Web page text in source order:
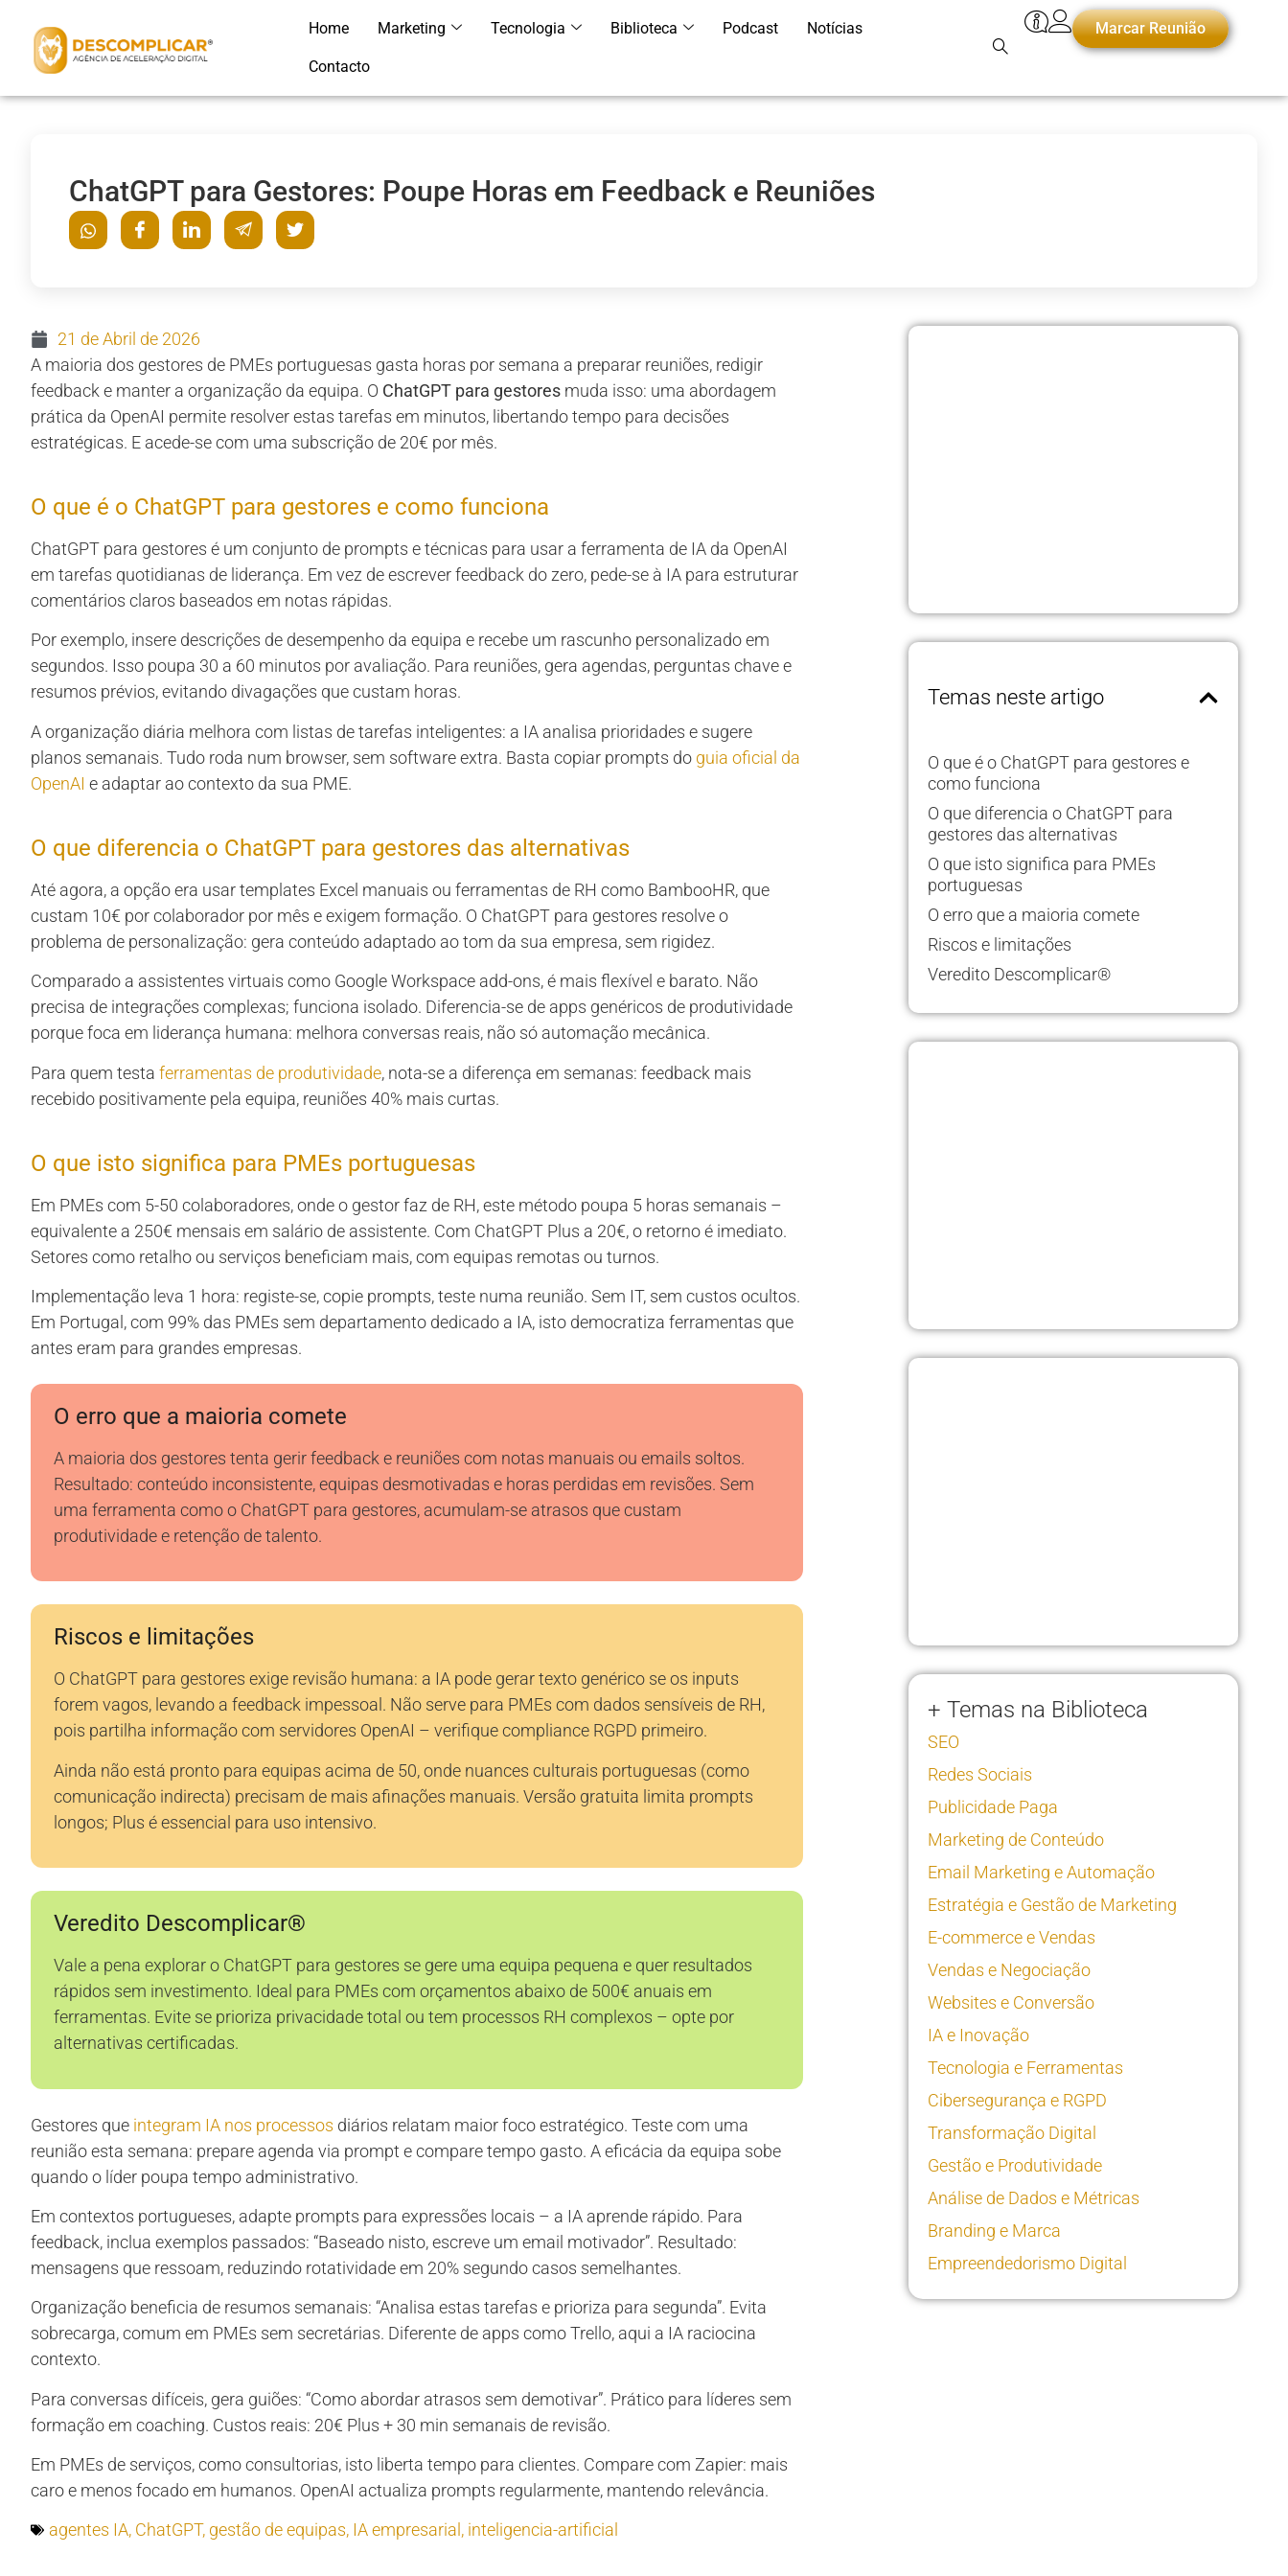
Home Marketing Tecnologia Biblioteca Podcast Notícias
Contacto
Marcar Reunião
ChatGPT para Gestores: Poupe Horas em Feedback e Reuniões
21 de Abril de 2026
A maioria dos gestores de PMEs portuguesas gasta horas por semana a preparar reuniões, redigir
feedback e manter a organização da equipa. O ChatGPT para gestores muda isso: uma abordagem
prática da OpenAI permite resolver estas tarefas em minutos, libertando tempo para decisões
estratégicas. E acede-se com uma subscrição de 20€ por mês.
O que é o ChatGPT para gestores e como funciona
ChatGPT para gestores é um conjunto de prompts e técnicas para usar a ferramenta de IA da OpenAI
em tarefas quotidianas de liderança. Em vez de escrever feedback do zero, pede-se à IA para estruturar
comentários claros baseados em notas rápidas.
Por exemplo, insere descrições de desempenho da equipa e recebe um rascunho personalizado em
segundos. Isso poupa 30 a 60 minutos por avaliação. Para reuniões, gera agendas, perguntas chave e
resumos prévios, evitando divagações que custam horas.
A organização diária melhora com listas de tarefas inteligentes: a IA analisa prioridades e sugere
planos semanais. Tudo roda num browser, sem software extra. Basta copiar prompts do guia oficial da
OpenAI e adaptar ao contexto da sua PME.
O que diferencia o ChatGPT para gestores das alternativas
Até agora, a opção era usar templates Excel manuais ou ferramentas de RH como BambooHR, que
custam 10€ por colaborador por mês e exigem formação. O ChatGPT para gestores resolve o
problema de personalização: gera conteúdo adaptado ao tom da sua empresa, sem rigidez.
Comparado a assistentes virtuais como Google Workspace add-ons, é mais flexível e barato. Não
precisa de integrações complexas; funciona isolado. Diferencia-se de apps genéricos de produtividade
porque foca em liderança humana: melhora conversas reais, não só automação mecânica.
Para quem testa ferramentas de produtividade, nota-se a diferença em semanas: feedback mais
recebido positivamente pela equipa, reuniões 40% mais curtas.
O que isto significa para PMEs portuguesas
Em PMEs com 5-50 colaboradores, onde o gestor faz de RH, este método poupa 5 horas semanais –
equivalente a 250€ mensais em salário de assistente. Com ChatGPT Plus a 20€, o retorno é imediato.
Setores como retalho ou serviços beneficiam mais, com equipas remotas ou turnos.
Implementação leva 1 hora: registe-se, copie prompts, teste numa reunião. Sem IT, sem custos ocultos.
Em Portugal, com 99% das PMEs sem departamento dedicado a IA, isto democratiza ferramentas que
antes eram para grandes empresas.
O erro que a maioria comete
A maioria dos gestores tenta gerir feedback e reuniões com notas manuais ou emails soltos.
Resultado: conteúdo inconsistente, equipas desmotivadas e horas perdidas em revisões. Sem
uma ferramenta como o ChatGPT para gestores, acumulam-se atrasos que custam
produtividade e retenção de talento.
Riscos e limitações
O ChatGPT para gestores exige revisão humana: a IA pode gerar texto genérico se os inputs
forem vagos, levando a feedback impessoal. Não serve para PMEs com dados sensíveis de RH,
pois partilha informação com servidores OpenAI – verifique compliance RGPD primeiro.
Ainda não está pronto para equipas acima de 50, onde nuances culturais portuguesas (como
comunicação indirecta) precisam de mais afinações manuais. Versão gratuita limita prompts
longos; Plus é essencial para uso intensivo.
Veredito Descomplicar®
Vale a pena explorar o ChatGPT para gestores se gere uma equipa pequena e quer resultados
rápidos sem investimento. Ideal para PMEs com orçamentos abaixo de 500€ anuais em
ferramentas. Evite se prioriza privacidade total ou tem processos RH complexos – opte por
alternativas certificadas.
Gestores que integram IA nos processos diários relatam maior foco estratégico. Teste com uma
reunião esta semana: prepare agenda via prompt e compare tempo gasto. A eficácia da equipa sobe
quando o líder poupa tempo administrativo.
Em contextos portugueses, adapte prompts para expressões locais – a IA aprende rápido. Para
feedback, inclua exemplos passados: “Baseado nisto, escreve um email motivador”. Resultado:
mensagens que ressoam, reduzindo rotatividade em 20% segundo casos semelhantes.
Organização beneficia de resumos semanais: “Analisa estas tarefas e prioriza para segunda”. Evita
sobrecarga, comum em PMEs sem secretárias. Diferente de apps como Trello, aqui a IA raciocina
contexto.
Para conversas difíceis, gera guiões: “Como abordar atrasos sem demotivar”. Prático para líderes sem
formação em coaching. Custos reais: 20€ Plus + 30 min semanais de revisão.
Em PMEs de serviços, como consultorias, isto liberta tempo para clientes. Compare com Zapier: mais
caro e menos focado em humanos. OpenAI actualiza prompts regularmente, mantendo relevância.
agentes IA, ChatGPT, gestão de equipas, IA empresarial , inteligencia-artificial
Temas neste artigo
O que é o ChatGPT para gestores e
como funciona
O que diferencia o ChatGPT para
gestores das alternativas
O que isto significa para PMEs
portuguesas
O erro que a maioria comete
Riscos e limitações
Veredito Descomplicar®
+ Temas na Biblioteca
SEO
Redes Sociais
Publicidade Paga
Marketing de Conteúdo
Email Marketing e Automação
Estratégia e Gestão de Marketing
E-commerce e Vendas
Vendas e Negociação
Websites e Conversão
IA e Inovação
Tecnologia e Ferramentas
Cibersegurança e RGPD
Transformação Digital
Gestão e Produtividade
Análise de Dados e Métricas
Branding e Marca
Empreendedorismo Digital